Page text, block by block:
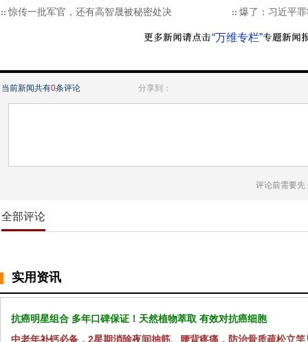
惊传一批军官，还有高智晟被秘密处决
爆了：习近平
“万维专栏”
当前新闻共有0条评论 分享到：
评论前需要先
全部评论
实用资讯
抗癌明星组合 多年口碑保证！天然植物萃取 有效对抗癌细胞
中老年补钙必备，2星期消除夜间抽筋、腰背疼痛，防治骨质疏松立竿